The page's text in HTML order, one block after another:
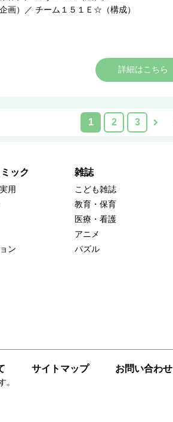
画）
／ チーム１５１Ｅ☆（構成）
詳細はこちら
1 2 3
ック
用
ン
雑誌
こども雑誌
教育・保育
医療・看護
アニメ
パズル
サイトマップ お問い合わせ
。